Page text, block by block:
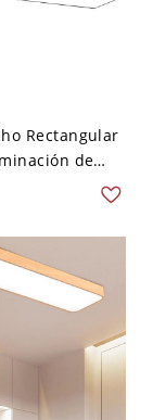
Rectangular
de
en
Despacho -
120 V 59,69